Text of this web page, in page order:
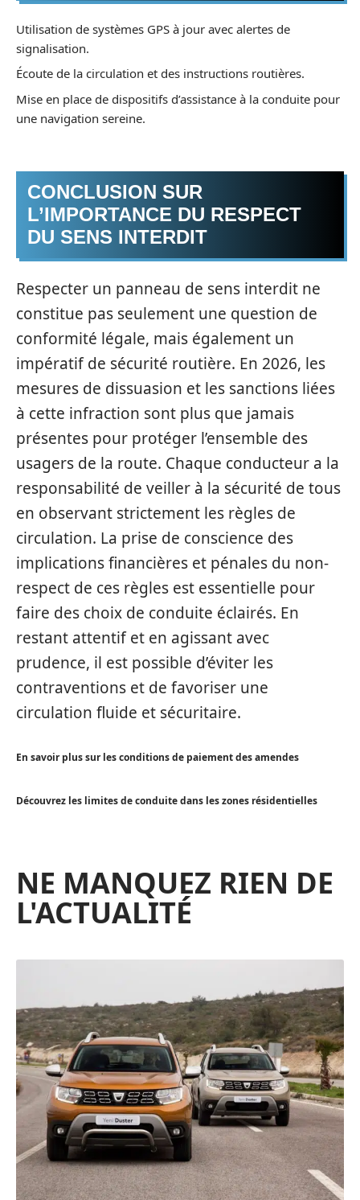
Utilisation de systèmes GPS à jour avec alertes de
signalisation.
Écoute de la circulation et des instructions routières.
Mise en place de dispositifs d’assistance à la conduite pour
une navigation sereine.
CONCLUSION SUR
L’IMPORTANCE DU RESPECT
DU SENS INTERDIT
Respecter un panneau de sens interdit ne
constitue pas seulement une question de
conformité légale, mais également un
impératif de sécurité routière. En 2026, les
mesures de dissuasion et les sanctions liées
à cette infraction sont plus que jamais
présentes pour protéger l’ensemble des
usagers de la route. Chaque conducteur a la
responsabilité de veiller à la sécurité de tous
en observant strictement les règles de
circulation. La prise de conscience des
implications financières et pénales du non-
respect de ces règles est essentielle pour
faire des choix de conduite éclairés. En
restant attentif et en agissant avec
prudence, il est possible d’éviter les
contraventions et de favoriser une
circulation fluide et sécuritaire.
En savoir plus sur les conditions de paiement des amendes
Découvrez les limites de conduite dans les zones résidentielles
NE MANQUEZ RIEN DE
L'ACTUALITÉ